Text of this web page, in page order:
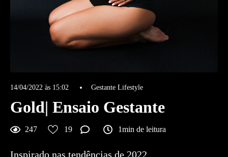
14/04/2022 às 15:02 Gestante Lifestyle
Gold| Ensaio Gestante
247 19 1min de leitura
Inspirado nas tendências de 2022,